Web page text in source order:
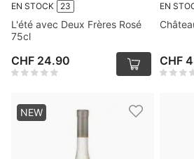
EN STOCK 23
L'été avec Deux Frères Rosé
75cl
CHF 24.90
EN
CHF
NEW